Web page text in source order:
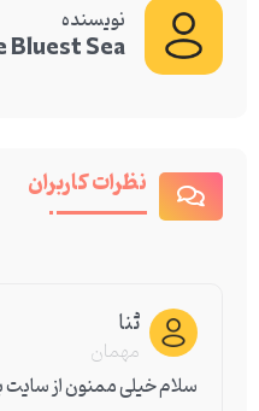
نویسنده
Bluest Sea
نظرات کاربران
ثنا
مهمان
سلام خیلی ممنون از